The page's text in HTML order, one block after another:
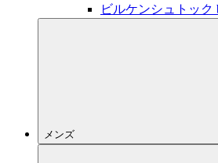
ビルケンシュトック
メンズ